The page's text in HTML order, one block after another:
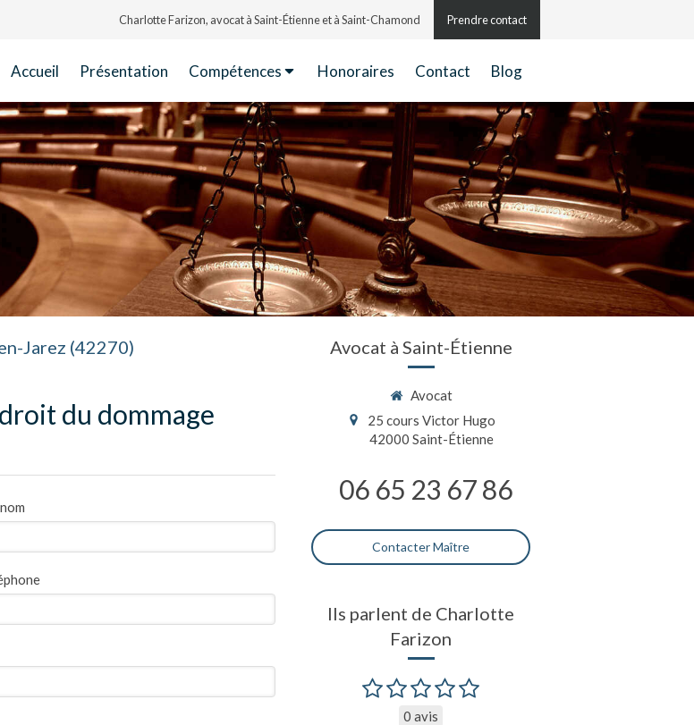
Prendre contact
Charlotte Farizon, avocat à Saint-Étienne et à Saint-Chamond
Accueil Présentation Compétences Honoraires Contact Blog
Jarez (42270)
du dommage
Avocat à Saint-Étienne
Avocat
25 cours Victor Hugo
42000 Saint-Étienne
06 65 23 67 86
Contacter Maître
Ils parlent de Charlotte
Farizon
0 avis